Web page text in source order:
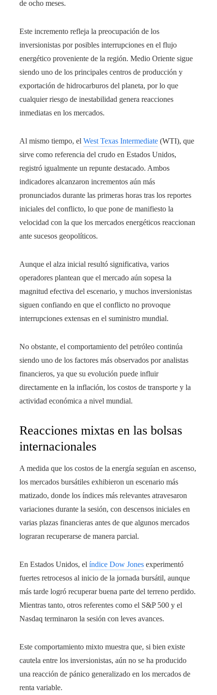
de ocho meses.
Este incremento refleja la preocupación de los
inversionistas por posibles interrupciones en el flujo
energético proveniente de la región. Medio Oriente sigue
siendo uno de los principales centros de producción y
exportación de hidrocarburos del planeta, por lo que
cualquier riesgo de inestabilidad genera reacciones
inmediatas en los mercados.
Al mismo tiempo, el West Texas Intermediate (WTI), que
sirve como referencia del crudo en Estados Unidos,
registró igualmente un repunte destacado. Ambos
indicadores alcanzaron incrementos aún más
pronunciados durante las primeras horas tras los reportes
iniciales del conflicto, lo que pone de manifiesto la
velocidad con la que los mercados energéticos reaccionan
ante sucesos geopolíticos.
Aunque el alza inicial resultó significativa, varios
operadores plantean que el mercado aún sopesa la
magnitud efectiva del escenario, y muchos inversionistas
siguen confiando en que el conflicto no provoque
interrupciones extensas en el suministro mundial.
No obstante, el comportamiento del petróleo continúa
siendo uno de los factores más observados por analistas
financieros, ya que su evolución puede influir
directamente en la inflación, los costos de transporte y la
actividad económica a nivel mundial.
Reacciones mixtas en las bolsas
internacionales
A medida que los costos de la energía seguían en ascenso,
los mercados bursátiles exhibieron un escenario más
matizado, donde los índices más relevantes atravesaron
variaciones durante la sesión, con descensos iniciales en
varias plazas financieras antes de que algunos mercados
lograran recuperarse de manera parcial.
En Estados Unidos, el índice Dow Jones experimentó
fuertes retrocesos al inicio de la jornada bursátil, aunque
más tarde logró recuperar buena parte del terreno perdido.
Mientras tanto, otros referentes como el S&P 500 y el
Nasdaq terminaron la sesión con leves avances.
Este comportamiento mixto muestra que, si bien existe
cautela entre los inversionistas, aún no se ha producido
una reacción de pánico generalizado en los mercados de
renta variable.